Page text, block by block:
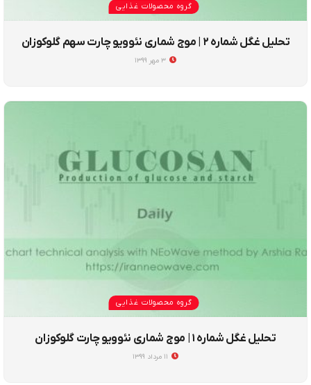
گروه محصولات غذایی
تحلیل غگل شماره ۲ | موج شماری نئوویو چارت سهم گلوکوزان
گروه محصولات غذایی
تحلیل غگل شماره ۱ | موج شماری نئوویو چارت گلوکوزان